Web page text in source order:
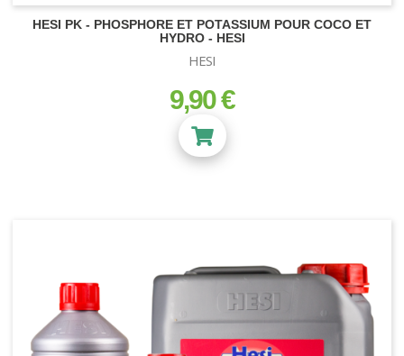
HESI PK - PHOSPHORE ET POTASSIUM POUR COCO ET
HYDRO - HESI
HESI
prix
9,90 €